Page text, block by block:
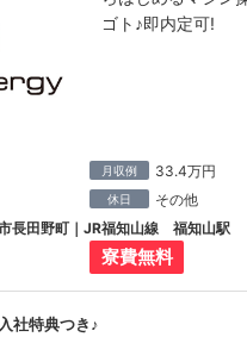
ゴト♪即内定可!
月収例 33.4万円
休日 その他
長田野町｜JR福知山線 福知山駅
寮費無料
社特典つき♪